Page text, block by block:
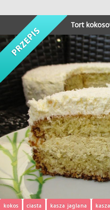
Tort
kokos ciasta kasza jaglana kasza